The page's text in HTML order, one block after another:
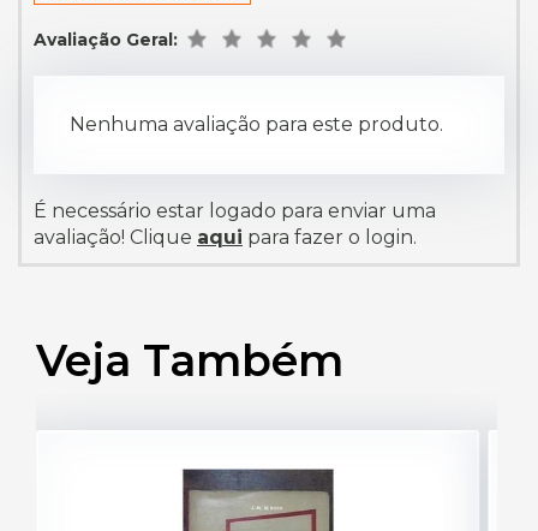
Avaliação Geral:
Nenhuma avaliação para este produto.
É necessário estar logado para enviar uma
avaliação! Clique aqui para fazer o login.
Veja Também